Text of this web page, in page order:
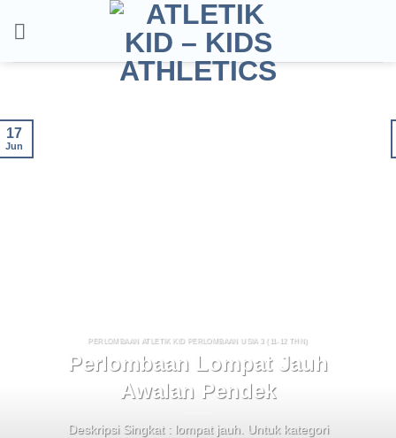
PERLOMBAAN ATLETIK KID PERLOMBAAN USIA 3 (11-12 THN)
Perlombaan Lompat Jauh
Awalan Pendek
Deskripsi Singkat : lompat jauh. Untuk kategori
17
Jun